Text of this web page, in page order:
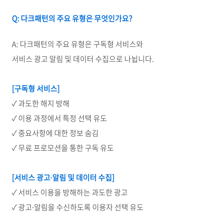
Q:다크패턴의 주요 유형은 무엇인가요?
A: 다크패턴의 주요 유형은 구독형 서비스와
서비스 광고 알림 및 데이터 수집으로 나뉩니다.
[구독형 서비스]
✓ 과도한 해지 방해
✓ 이용 과정에서 특정 선택 유도
✓ 중요사항에 대한 정보 숨김
✓ 무료 프로모션을 통한 구독 유도
[서비스 광고∙알림 및 데이터 수집]
✓ 서비스 이용을 방해하는 과도한 광고
✓ 광고∙알림을 수신하도록 이용자 선택 유도